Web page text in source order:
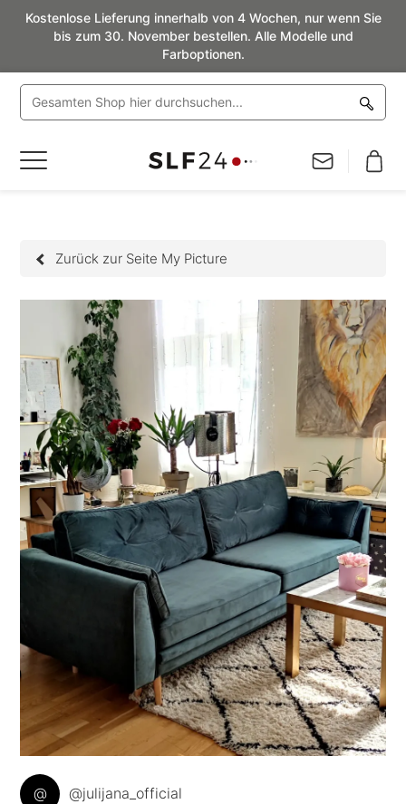
Kostenlose Lieferung innerhalb von 4 Wochen, nur wenn Sie
bis zum 30. November bestellen. Alle Modelle und
Farboptionen.
Navigation
Zurück zur Seite My Picture
@ @julijana_official